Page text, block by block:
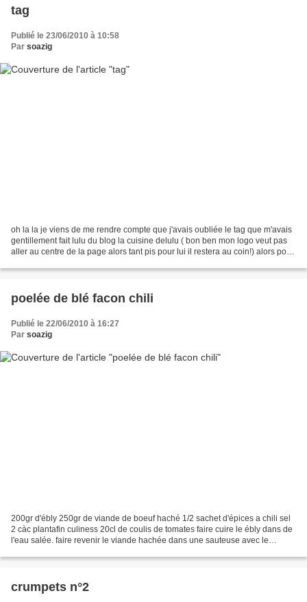
tag
Publié le 23/06/2010 à 10:58
Par soazig
oh la la je viens de me rendre compte que j'avais oubliée le tag que m'avais
gentillement fait lulu du blog la cuisine delulu ( bon ben mon logo veut pas
aller au centre de la page alors tant pis pour lui il restera au coin!) alors pour
poelée de blé facon chili
Publié le 22/06/2010 à 16:27
Par soazig
200gr d'ébly 250gr de viande de boeuf haché 1/2 sachet d'épices a chili sel
2 càc plantafin culiness 20cl de coulis de tomates faire cuire le ébly dans de
l'eau salée. faire revenir le viande hachée dans une sauteuse avec le
crumpets n°2